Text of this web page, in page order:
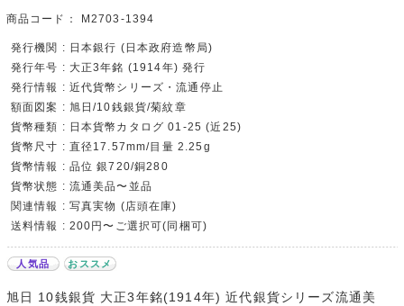
商品コード： M2703-1394
発行機関 : 日本銀行 (日本政府造幣局)
発行年号 : 大正3年銘 (1914年) 発行
発行情報 : 近代貨幣シリーズ・流通停止
額面図案 : 旭日/10銭銀貨/菊紋章
貨幣種類 : 日本貨幣カタログ 01-25 (近25)
貨幣尺寸 : 直径17.57mm/目量 2.25g
貨幣情報 : 品位 銀720/銅280
貨幣状態 : 流通美品〜並品
関連情報 : 写真実物 (店頭在庫)
送料情報 : 200円〜ご選択可(同梱可)
人気品 おススメ
旭日 10銭銀貨 大正3年銘(1914年) 近代銀貨シリーズ流通美